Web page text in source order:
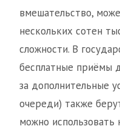
вмешательство,
нескольких сотен
сложности. В
бесплатные приёмы
за дополнительные
очереди) также
можно